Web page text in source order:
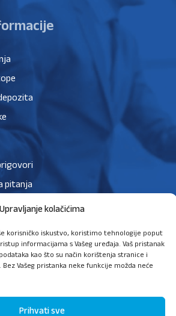
Upravljanje kolačićima
korisničko iskustvo, koristimo tehnologije poput
informacijama s Vašeg uređaja. Vaš pristanak
kao što su način korištenja stranice i
Vašeg pristanka neke funkcije možda neće
Prihvati sve
pitanja